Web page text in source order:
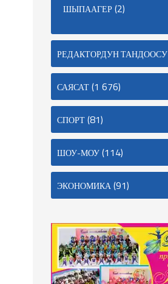
ШЫПААГЕР(2)
РЕДАКТОРДУН ТАНДООСУ
САЯСАТ(1 676)
СПОРТ(81)
ШОУ-МОУ(114)
ЭКОНОМИКА(91)